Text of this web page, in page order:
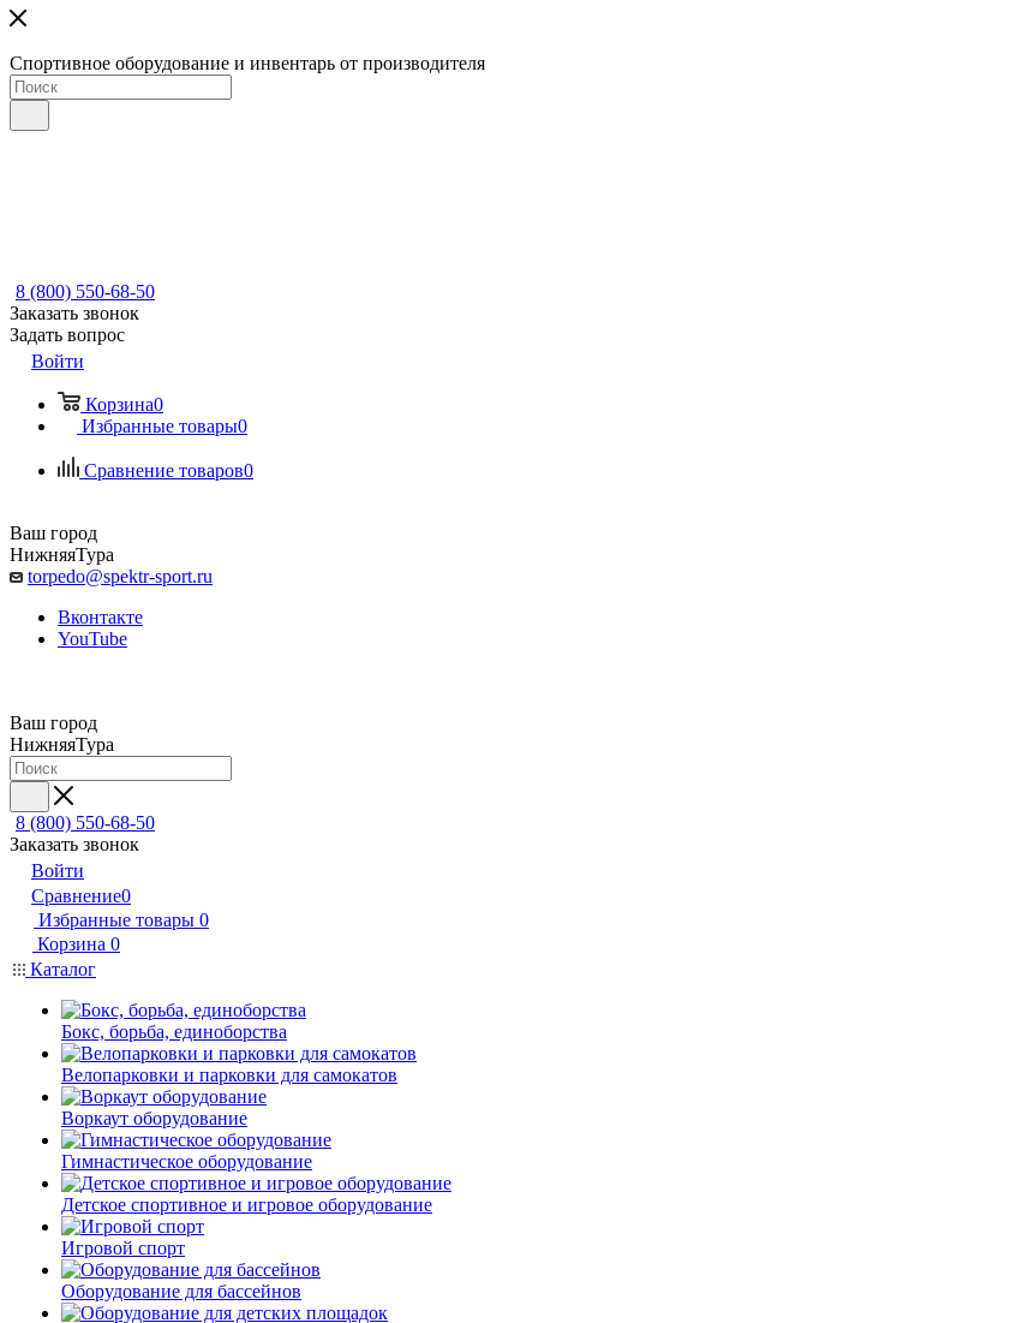
Спортивное оборудование и инвентарь от производителя
8 (800) 550-68-50
Заказать звонок
Задать вопрос
Войти
Корзина0
Избранные товары0
Сравнение товаров0
Ваш город
НижняяТура
torpedo@spektr-sport.ru
Вконтакте
YouTube
Ваш город
НижняяТура
8 (800) 550-68-50
Заказать звонок
Войти
Сравнение0
Избранные товары 0
Корзина 0
Каталог
Бокс, борьба, единоборства
Велопарковки и парковки для самокатов
Воркаут оборудование
Гимнастическое оборудование
Детское спортивное и игровое оборудование
Игровой спорт
Оборудование для бассейнов